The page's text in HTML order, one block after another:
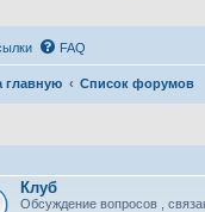
FAQ
главную Список форумов
Клуб
Обсуждение вопросов ,